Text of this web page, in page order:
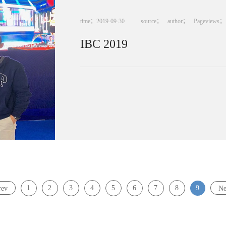
time； 2019-09-30 source； author； Pageviews；
IBC 2019
1 2 3 4 5 6 7 8 9